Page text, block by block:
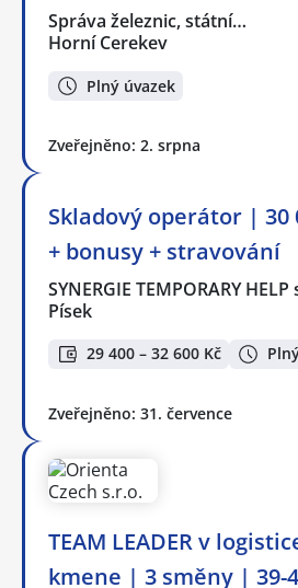
Správa železnic, státní…
Horní Cerekev
Plný úvazek
Zveřejněno: 2. srpna
Skladový operátor | 30
+ bonusy + stravování
SYNERGIE TEMPORARY HELP
Písek
29 400 – 32 600 Kč
Zveřejněno: 31. července
TEAM LEADER v
kmene | 3 směny | 39-